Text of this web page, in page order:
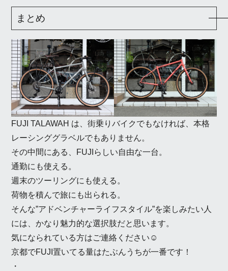
まとめ
FUJI TALAWAH は、街乗りバイクでもなければ、本格
レーシンググラベルでもありません。
その中間にある、FUJIらしい自由な一台。
通勤にも使える。
週末のツーリングにも使える。
荷物を積んで旅にも出られる。
そんな”アドベンチャーライフスタイル”を楽しみたい人
には、かなり魅力的な選択肢だと思います。
気になられている方はご連絡ください☺
京都でFUJI置いてる量はたぶんうちが一番です！
・